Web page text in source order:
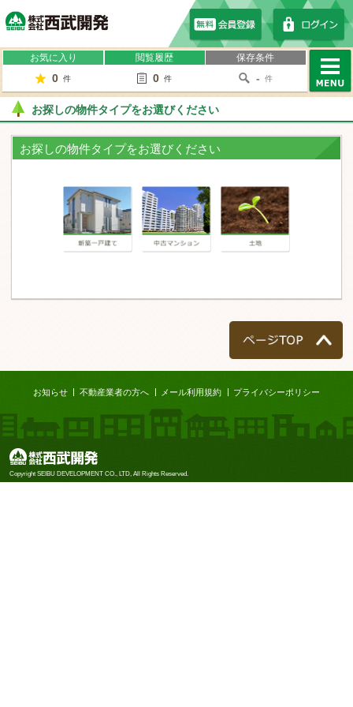
お気に入り
0 件
閲覧履歴
0 件
保存条件
- 件
お探しの物件タイプをお選びください
お探しの物件タイプをお選びください
お知らせ 不動産業者の方へ メール利用規約 プライバシーポリシー
株式会社西武開発
Copyright SEIBU DEVELOPMENT CO., LTD, All Rights Reserved.